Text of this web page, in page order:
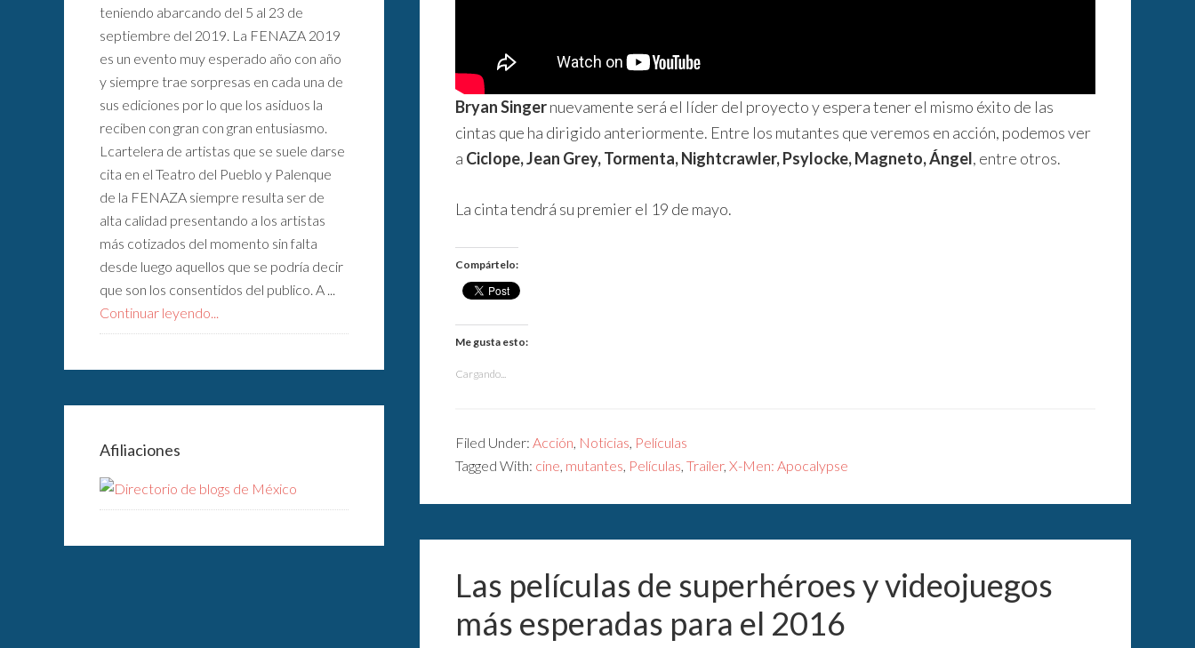
Bryan Singernuevamente será el líder del proyecto y espera tener el mismo éxito de las
cintas que ha dirigido anteriormente. Entre los mutantes que veremos en acción, podemos ver
a Ciclope, Jean Grey, Tormenta, Nightcrawler, Psylocke, Magneto, Ángel, entre otros.
La cinta tendrá su premier el 19 de mayo.
Compártelo:
Me gusta esto:
Cargando...
Filed Under: Acción, Noticias, Películas
Tagged With: cine, mutantes, Películas, Trailer, X-Men: Apocalypse
Las películas de superhéroes y videojuegos
más esperadas para el 2016
teniendo abarcando del 5 al 23 de
septiembre del 2019. La FENAZA 2019
es un evento muy esperado año con año
y siempre trae sorpresas en cada una de
sus ediciones por lo que los asiduos la
reciben con gran con gran entusiasmo.
Lcartelera de artistas que se suele darse
cita en el Teatro del Pueblo y Palenque
de la FENAZA siempre resulta ser de
alta calidad presentando a los artistas
más cotizados del momento sin falta
desde luego aquellos que se podría decir
que son los consentidos del publico. A ...
Continuar leyendo...
Afiliaciones